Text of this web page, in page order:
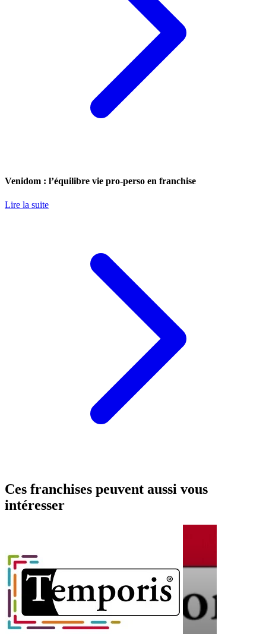
Venidom : l’équilibre vie pro-perso en franchise
Lire la suite
Ces franchises peuvent aussi vous
intéresser